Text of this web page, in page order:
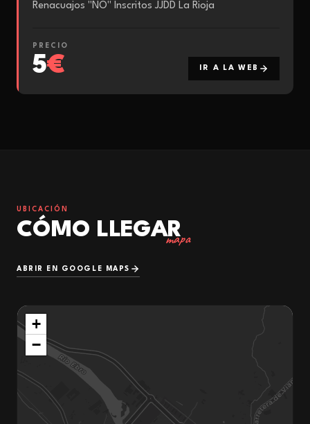
Renacuajos "NO" Inscritos JJDD La Rioja
PRECIO
5€ IR A LA WEB
UBICACIÓN
CÓMO LLEGAR
mapa
ABRIR EN GOOGLE MAPS
+
−